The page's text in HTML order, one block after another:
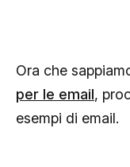
Ora che
per le email,
esempi di email.